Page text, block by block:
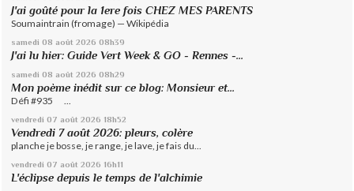
J'ai goûté pour la 1ere fois CHEZ MES PARENTS
Soumaintrain (fromage) — Wikipédia
samedi 08 août 2026 08h39
J'ai lu hier: Guide Vert Week & GO - Rennes -...
samedi 08 août 2026 08h29
Mon poème inédit sur ce blog: Monsieur et...
Défi #935 ...
vendredi 07 août 2026 18h52
Vendredi 7 août 2026: pleurs, colère
planche je bosse, je range, je lave, je fais du...
vendredi 07 août 2026 16h11
L'éclipse depuis le temps de l'alchimie